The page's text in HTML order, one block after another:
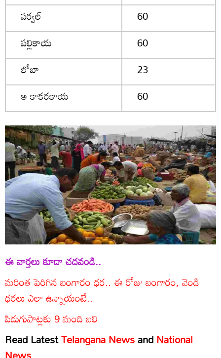
పర్వల్
60
పల్లికాయ
60
లోబా
23
ఆ కాకరకాయ
60
ఈ వార్తలు కూడా చదవండి..
మరింత పెరిగిన బంగారం ధర.. ఈ రోజు బంగారం, వెండి
ధరలు ఎలా ఉన్నాయంటే..
పిడుగుపాట్లకు 9 మంది బలి
Read LatestTelangana NewsandNational